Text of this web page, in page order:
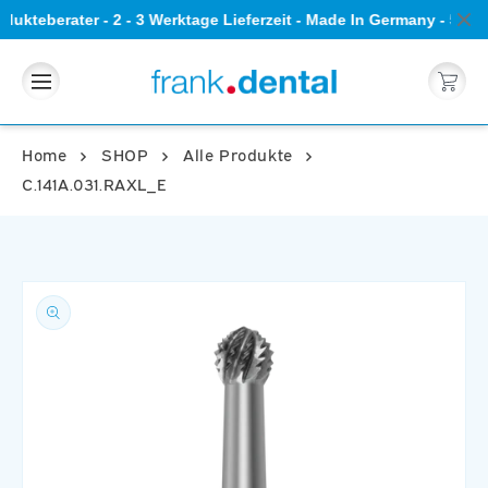
- 2 - 3 Werktage Lieferzeit - Made In Germany - 5
Direkt
zum
Warenkorb
Home SHOP
Alle Produkte
C.141A.031.RAXL_E